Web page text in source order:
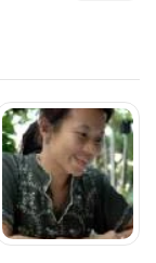
ารขอสัญชาติไทย
ป็นล่ามกรณีมีคดี
รมผู้ติดเชื้อเอดส์
ญ่บ้าน นางปริย